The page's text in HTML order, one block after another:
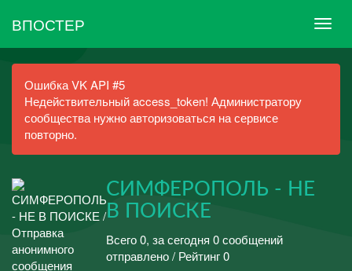
ВПОСТЕР
Ошибка VK API #5
Недействительный access_token! Администратору
сообщества нужно авторизоваться на сервисе
повторно.
СИМФЕРОПОЛЬ - НЕ
В ПОИСКЕ
Всего 0, за сегодня 0 сообщений
отправлено / Рейтинг 0